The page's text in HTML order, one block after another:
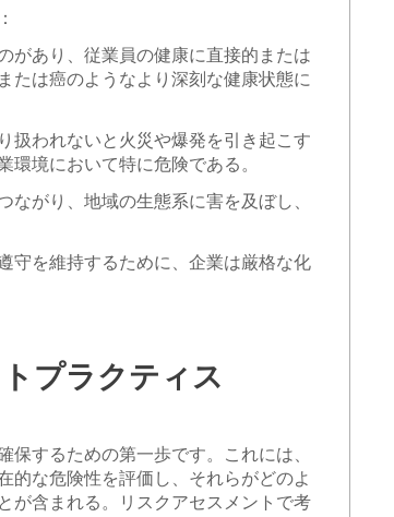
があり、従業員の健康に直接的または
たは癌のようなより深刻な健康状態に
扱われないと火災や爆発を引き起こす
境において特に危険である。
がり、地域の生態系に害を及ぼし、
守を維持するために、企業は厳格な化
プラクティス
するための第一歩です。これには、
的な危険性を評価し、それらがどのよ
が含まれる。リスクアセスメントで考